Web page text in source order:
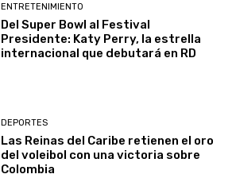
ENTRETENIMIENTO
Del Super Bowl al Festival
Presidente: Katy Perry, la estrella
internacional que debutará en RD
DEPORTES
Las Reinas del Caribe retienen el oro
del voleibol con una victoria sobre
Colombia